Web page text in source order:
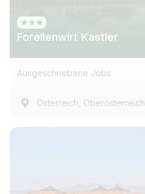
Forellenwirt Kastler
Ausgeschriebene Jobs
Österreich, Oberösterreich